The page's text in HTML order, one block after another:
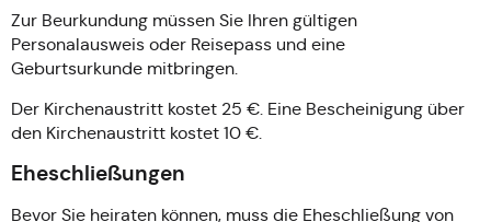
Zur Beurkundung müssen Sie Ihren gültigen
Personalausweis oder Reisepass und eine
Geburtsurkunde mitbringen.
Der Kirchenaustritt kostet 25 €. Eine Bescheinigung über
den Kirchenaustritt kostet 10 €.
Eheschließungen
Bevor Sie heiraten können, muss die Eheschließung von